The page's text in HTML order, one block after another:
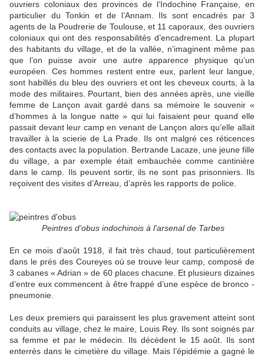
ouvriers coloniaux des provinces de l’Indochine Française, en
particulier du Tonkin et de l’Annam. Ils sont encadrés par 3
agents de la Poudrerie de Toulouse, et 11 caporaux, des ouvriers
coloniaux qui ont des responsabilités d’encadrement. La plupart
des habitants du village, et de la vallée, n’imaginent même pas
que l’on puisse avoir une autre apparence physique qu’un
européen. Ces hommes restent entre eux, parlent leur langue,
sont habillés du bleu des ouvriers et ont les cheveux courts, à la
mode des militaires. Pourtant, bien des années après, une vieille
femme de Lançon avait gardé dans sa mémoire le souvenir «
d’hommes à la longue natte » qui lui faisaient peur quand elle
passait devant leur camp en venant de Lançon alors qu’elle allait
travailler à la scierie de La Prade. Ils ont malgré ces réticences
des contacts avec la population. Bertrande Lacaze, une jeune fille
du village, a par exemple était embauchée comme cantinière
dans le camp. Ils peuvent sortir, ils ne sont pas prisonniers. Ils
reçoivent des visites d’Arreau, d’après les rapports de police.
Peintres d'obus indochinois à l'arsenal de Tarbes
En ce mois d’août 1918, il fait très chaud, tout particulièrement
dans le prés des Coureyes où se trouve leur camp, composé de
3 cabanes « Adrian » de 60 places chacune. Et plusieurs dizaines
d’entre eux commencent à être frappé d’une espèce de bronco -
pneumonie.
Les deux premiers qui paraissent les plus gravement atteint sont
conduits au village, chez le maire, Louis Rey. Ils sont soignés par
sa femme et par le médecin. Ils décèdent le 15 août. Ils sont
enterrés dans le cimetière du village. Mais l’épidémie a gagné le